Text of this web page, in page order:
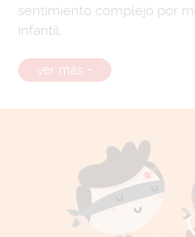
sentimiento complejo por
infantíl.
ver más +